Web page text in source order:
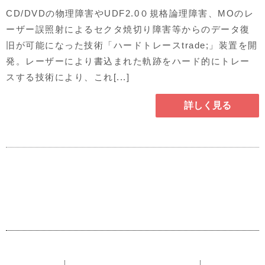
CD/DVDの物理障害やUDF2.0０規格論理障害、MOのレ
ーザー誤照射によるセクタ焼切り障害等からのデータ復
旧が可能になった技術「ハードトレースtrade;」装置を開
発。レーザーにより書込まれた軌跡をハード的にトレー
スする技術により、これ[...]
詳しく見る